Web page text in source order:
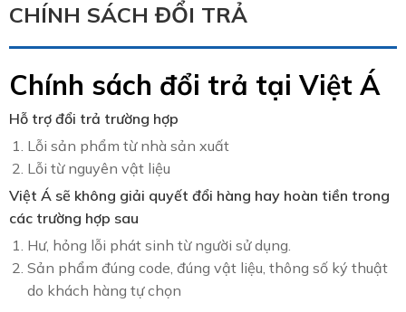
CHÍNH SÁCH ĐỔI TRẢ
Chính sách đổi trả tại Việt Á
Hỗ trợ đổi trả trường hợp
Lỗi sản phẩm từ nhà sản xuất
Lỗi từ nguyên vật liệu
Việt Á sẽ không giải quyết đổi hàng hay hoàn tiền trong
các trường hợp sau
Hư, hỏng lỗi phát sinh từ người sử dụng.
Sản phẩm đúng code, đúng vật liệu, thông số ký thuật
do khách hàng tự chọn